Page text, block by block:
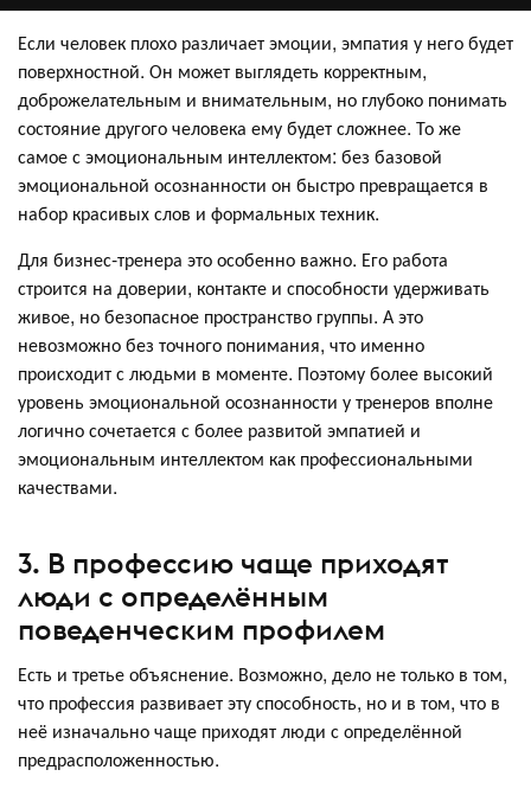
Если человек плохо различает эмоции, эмпатия у него будет
поверхностной. Он может выглядеть корректным,
доброжелательным и внимательным, но глубоко понимать
состояние другого человека ему будет сложнее. То же
самое с эмоциональным интеллектом: без базовой
эмоциональной осознанности он быстро превращается в
набор красивых слов и формальных техник.
Для бизнес-тренера это особенно важно. Его работа
строится на доверии, контакте и способности удерживать
живое, но безопасное пространство группы. А это
невозможно без точного понимания, что именно
происходит с людьми в моменте. Поэтому более высокий
уровень эмоциональной осознанности у тренеров вполне
логично сочетается с более развитой эмпатией и
эмоциональным интеллектом как профессиональными
качествами.
3. В профессию чаще приходят
люди с определённым
поведенческим профилем
Есть и третье объяснение. Возможно, дело не только в том,
что профессия развивает эту способность, но и в том, что в
неё изначально чаще приходят люди с определённой
предрасположенностью.